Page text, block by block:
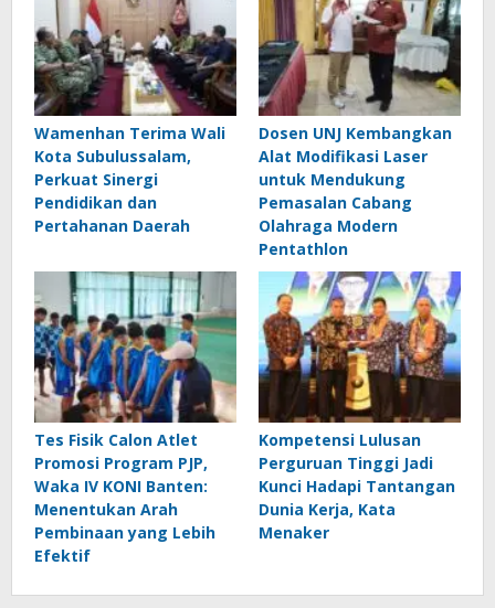
Wamenhan Terima Wali
Kota Subulussalam,
Perkuat Sinergi
Pendidikan dan
Pertahanan Daerah
Dosen UNJ Kembangkan
Alat Modifikasi Laser
untuk Mendukung
Pemasalan Cabang
Olahraga Modern
Pentathlon
Tes Fisik Calon Atlet
Promosi Program PJP,
Waka IV KONI Banten:
Menentukan Arah
Pembinaan yang Lebih
Efektif
Kompetensi Lulusan
Perguruan Tinggi Jadi
Kunci Hadapi Tantangan
Dunia Kerja, Kata
Menaker